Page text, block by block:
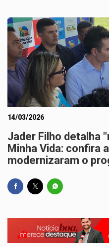
14/03/2026
Jader Filho detalha
Minha Vida: confira
modernizaram o